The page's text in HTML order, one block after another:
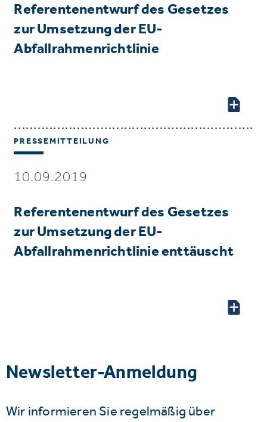
Referentenentwurf des Gesetzes
zur Umsetzung der EU-
Abfallrahmenrichtlinie
PRESSEMITTEILUNG
10.09.2019
Referentenentwurf des Gesetzes
zur Umsetzung der EU-
Abfallrahmenrichtlinie enttäuscht
Newsletter-Anmeldung
Wir informieren Sie regelmäßig über